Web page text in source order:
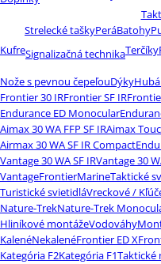
Strelecké taškyPeráBatohy
KufreSignalizačná technikaTerčíky
Nože s pevnou čepeľouDýky
Frontier 30 IRFrontier SF IR
Endurance ED Monocular
Aimax 30 WA FFP SF IRAimax
Airmax 30 WA SF IR Compact
Vantage 30 WA SF IRVantage 30
VantageFrontierMarineTaktické
Turistické svietidláVreckové /
Nature-TrekNature-Trek
Hliníkové montážeVodováhy
KalenéNekalenéFrontier ED X
Kategória F2Kategória F1Taktické